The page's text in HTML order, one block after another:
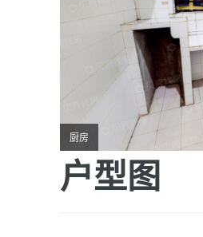
厨房
户型图